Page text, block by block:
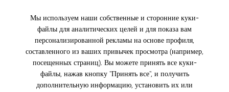
Мы используем наши собственные и сторонние куки-
файлы для аналитических целей и для показа вам
персонализированной рекламы на основе профиля,
составленного из ваших привычек просмотра (например,
посещенных страниц). Вы можете принять все куки-
файлы, нажав кнопку "Принять все", и получить
дополнительную информацию, установить их или
FICHA.PRODUCTO.AVISAME.SIZE
При покупке он-лайн бесплатная доставка